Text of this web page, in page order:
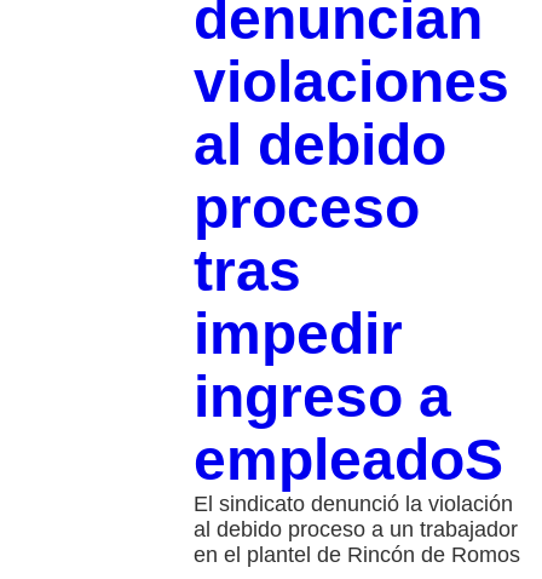
denuncian
violaciones
al debido
proceso
tras
impedir
ingreso a
empleadoS
El sindicato denunció la violación
al debido proceso a un trabajador
en el plantel de Rincón de Romos